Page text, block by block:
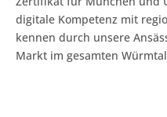
digitale Kompetenz mit
kennen durch unsere
Markt im gesamten